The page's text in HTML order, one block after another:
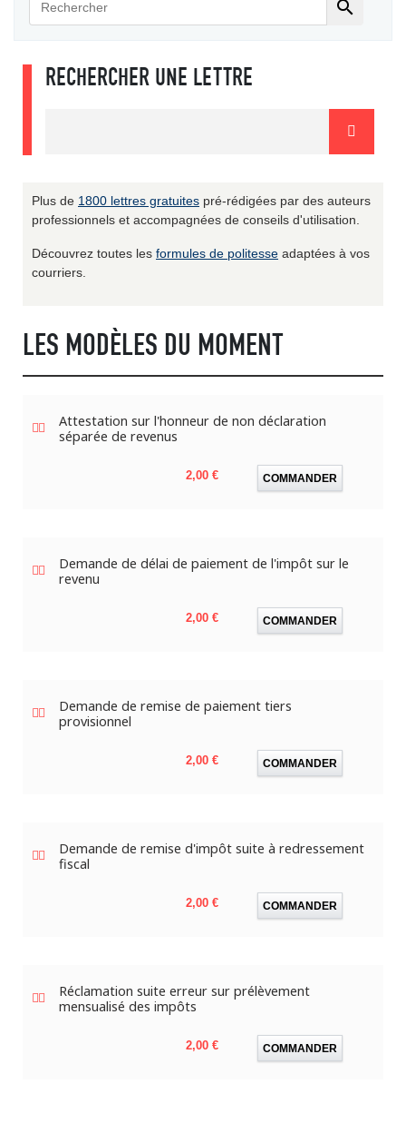

RECHERCHER UNE LETTRE
Plus de 1800 lettres gratuites pré-rédigées par des auteurs
professionnels et accompagnées de conseils d'utilisation.
Découvrez toutes les formules de politesse adaptées à vos
courriers.
LES MODÈLES DU MOMENT
Attestation sur l'honneur de non déclaration
séparée de revenus
Prix
2,00 € COMMANDER
Demande de délai de paiement de l'impôt sur le
revenu
Prix
2,00 € COMMANDER
Demande de remise de paiement tiers
provisionnel
Prix
2,00 € COMMANDER
Demande de remise d'impôt suite à redressement
fiscal
Prix
2,00 € COMMANDER
Réclamation suite erreur sur prélèvement
mensualisé des impôts
Prix
2,00 € COMMANDER